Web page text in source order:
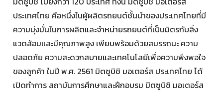
ประเทศไทย คือหนึ่งในผู้ผลิตรถยนต์ชั้นนำของประเทศไทยที่มี
ความมุ่งมั่นในการผลิตและจำหน่ายรถยนต์ที่เป็นมิตรกับสิ่ง
แวดล้อมและมีคุณภาพสูง เพียบพร้อมด้วยสมรรถนะ ความ
ปลอดภัย ความสะดวกสบายและเทคโนโลยีเพื่อความพึงพอใจ
ของลูกค้า ในปี พ.ศ. 2561 มิตซูบิชิ มอเตอร์ส ประเทศไทย ได้
เปิดทำการ สถาบันการศึกษาและฝึกอบรม มิตซูบิชิ มอเตอร์ส